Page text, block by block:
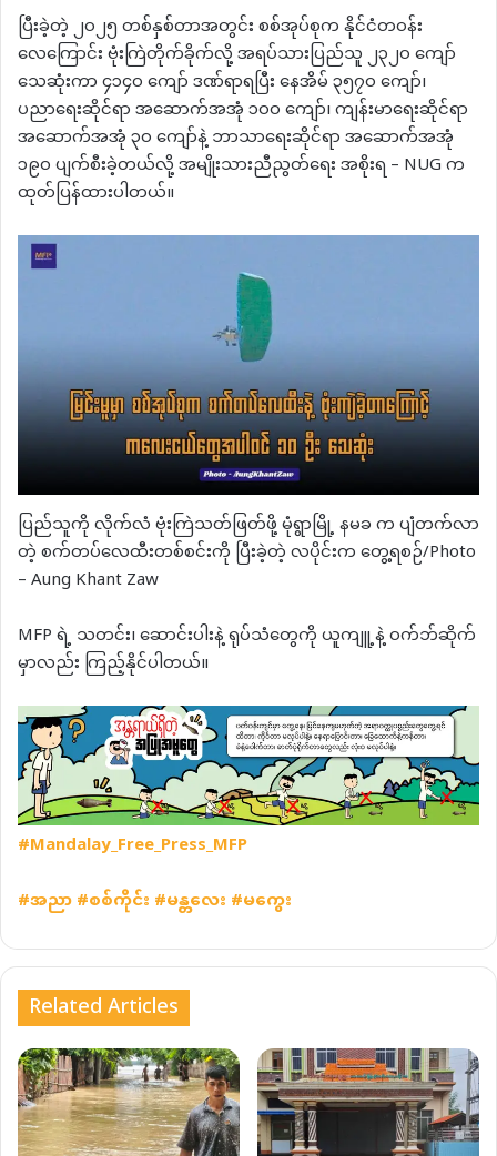
ပြီးခဲ့တဲ့ ၂၀၂၅ တစ်နှစ်တာအတွင်း စစ်အုပ်စုက နိုင်ငံတဝန်း
လေကြောင်း ဗုံးကြဲတိုက်ခိုက်လို့ အရပ်သားပြည်သူ ၂၃၂၀ ကျော်
သေဆုံးကာ ၄၁၄၀ ကျော် ဒဏ်ရာရပြီး နေအိမ် ၃၅၇၀ ကျော်၊
ပညာရေးဆိုင်ရာ အဆောက်အအုံ ၁၀၀ ကျော်၊ ကျန်းမာရေးဆိုင်ရာ
အဆောက်အအုံ ၃၀ ကျော်နဲ့ ဘာသာရေးဆိုင်ရာ အဆောက်အအုံ
၁၉၀ ပျက်စီးခဲ့တယ်လို့ အမျိုးသားညီညွတ်ရေး အစိုးရ – NUG က
ထုတ်ပြန်ထားပါတယ်။
ပြည်သူကို လိုက်လံ ဗုံးကြဲသတ်ဖြတ်ဖို့ မုံရွာမြို့ နမခ က ပျံတက်လာ
တဲ့ စက်တပ်လေထီးတစ်စင်းကို ပြီးခဲ့တဲ့ လပိုင်းက တွေ့ရစဉ်/Photo
– Aung Khant Zaw
MFP ရဲ့ သတင်း၊ ဆောင်းပါးနဲ့ ရုပ်သံတွေကို ယူကျူ့နဲ့ ဝက်ဘ်ဆိုက်
မှာလည်း ကြည့်နိုင်ပါတယ်။
#Mandalay_Free_Press_MFP
#အညာ#စစ်ကိုင်း#မန္တလေး#မကွေး
Related Articles